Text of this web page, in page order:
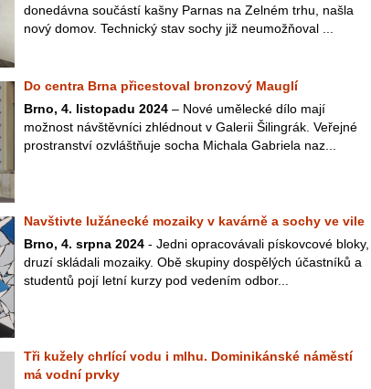
donedávna součástí kašny Parnas na Zelném trhu, našla
nový domov. Technický stav sochy již neumožňoval ...
Do centra Brna přicestoval bronzový Mauglí
Brno, 4. listopadu 2024 – Nové umělecké dílo mají
možnost návštěvníci zhlédnout v Galerii Šilingrák. Veřejné
prostranství ozvláštňuje socha Michala Gabriela naz...
Navštivte lužánecké mozaiky v kavárně a sochy ve vile
Brno, 4. srpna 2024 - Jedni opracovávali pískovcové bloky,
druzí skládali mozaiky. Obě skupiny dospělých účastníků a
studentů pojí letní kurzy pod vedením odbor...
Tři kužely chrlící vodu i mlhu. Dominikánské náměstí
má vodní prvky